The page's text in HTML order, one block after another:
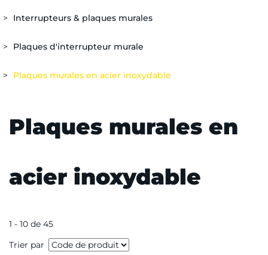
Interrupteurs & plaques murales
Plaques d'interrupteur murale
Plaques murales en acier inoxydable
Plaques murales en
acier inoxydable
1 - 10 de 45
Trier par